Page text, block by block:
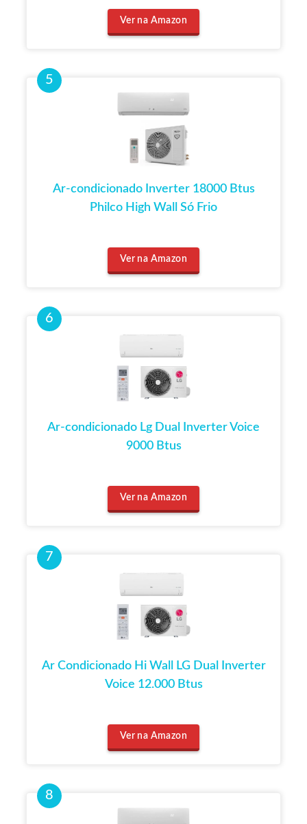
Ver na Amazon
Ar-condicionado Inverter 18000 Btus
Philco High Wall Só Frio
Ver na Amazon
Ar-condicionado Lg Dual Inverter Voice
9000 Btus
Ver na Amazon
Ar Condicionado Hi Wall LG Dual Inverter
Voice 12.000 Btus
Ver na Amazon